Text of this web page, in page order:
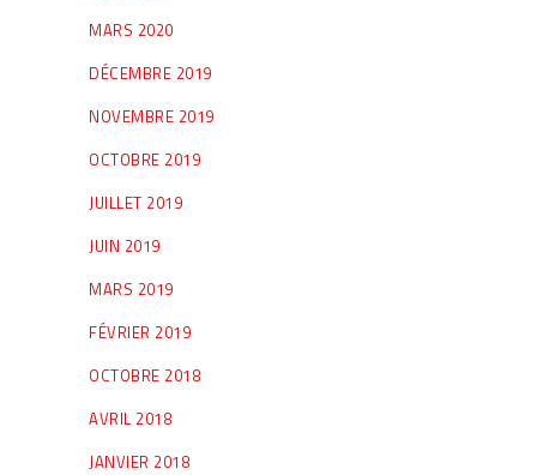
MARS 2020
DÉCEMBRE 2019
NOVEMBRE 2019
OCTOBRE 2019
JUILLET 2019
JUIN 2019
MARS 2019
FÉVRIER 2019
OCTOBRE 2018
AVRIL 2018
JANVIER 2018